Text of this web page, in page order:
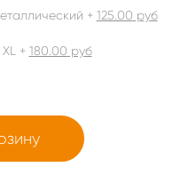
+ 125.00 руб
+ 180.00 руб